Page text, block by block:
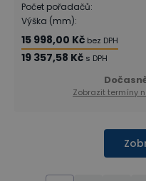
Počet pořadačů:
Výška (mm):
15 998,00 Kč bez DPH
19 357,58 Kč s DPH
Zobrazit termíny